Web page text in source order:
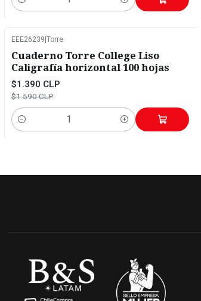
Cantidad
EEE26239|Torre
Cuaderno Torre College Liso
Caligrafía horizontal 100 hojas
$1.390 CLP
$1.590 CLP
Cantidad